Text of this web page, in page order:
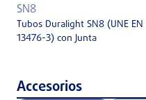
SN8
Tubos Duralight SN8 (UNE EN
13476-3) con Junta
Accesorios